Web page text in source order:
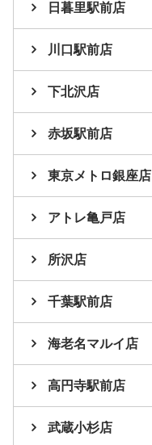
日暮里駅前店
川口駅前店
下北沢店
赤坂駅前店
東京メトロ銀座店
アトレ亀戸店
所沢店
千葉駅前店
海老名マルイ店
高円寺駅前店
武蔵小杉店